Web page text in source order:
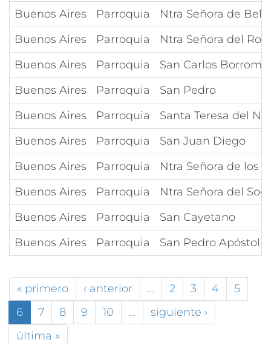
Buenos Aires
Parroquia
Ntra Señora de
Buenos Aires
Parroquia
Ntra Señora del
Buenos Aires
Parroquia
San Carlos
Buenos Aires
Parroquia
San Pedro
Buenos Aires
Parroquia
Santa Teresa del
Buenos Aires
Parroquia
San Juan Diego
Buenos Aires
Parroquia
Ntra Señora de los
Buenos Aires
Parroquia
Ntra Señora del
Buenos Aires
Parroquia
San Cayetano
Buenos Aires
Parroquia San Pedro Apóstol
« primero ‹ anterior … 2 3 4
5
6
7 8 9 10 …
siguiente ›
última »